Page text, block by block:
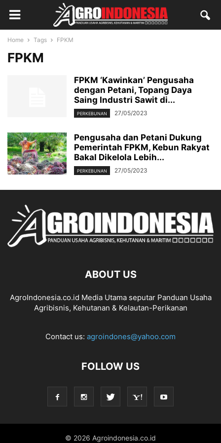
Home Tags FPKM
FPKM
FPKM ‘Kawinkan’ Pengusaha
dengan Petani, Topang Daya
Saing Industri Sawit di...
PERKEBUNAN 27/05/2023
Pengusaha dan Petani Dukung
Pemerintah FPKM, Kebun Rakyat
Bakal Dikelola Lebih...
PERKEBUNAN 27/05/2023
ABOUT US
AgroIndonesia.co.id Media Utama seputar Panduan Usaha
Agribisnis, Kehutanan & Kelautan-Perikanan
Contact us: agroindones@yahoo.com
FOLLOW US
© 2026 Agroindonesia.co.id